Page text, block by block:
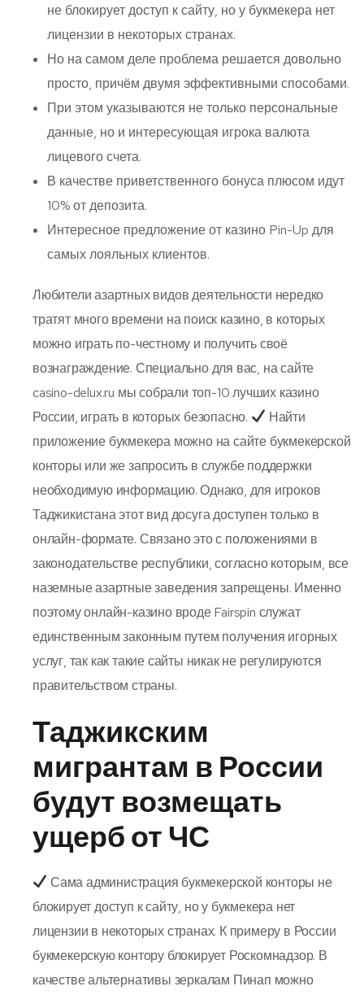
не блокирует доступ к сайту, но у букмекера нет
лицензии в некоторых странах.
Но на самом деле проблема решается довольно
просто, причём двумя эффективными способами.
При этом указываются не только персональные
данные, но и интересующая игрока валюта
лицевого счета.
В качестве приветственного бонуса плюсом идут
10% от депозита.
Интересное предложение от казино Pin-Up для
самых лояльных клиентов.
Любители азартных видов деятельности нередко
тратят много времени на поиск казино, в которых
можно играть по-честному и получить своё
вознаграждение. Специально для вас, на сайте
casino-delux.ru мы собрали топ-10 лучших казино
России, играть в которых безопасно.
Найти
приложение букмекера можно на сайте букмекерской
конторы или же запросить в службе поддержки
необходимую информацию. Однако, для игроков
Таджикистана этот вид досуга доступен только в
онлайн-формате. Связано это с положениями в
законодательстве республики, согласно которым, все
наземные азартные заведения запрещены. Именно
поэтому онлайн-казино вроде Fairspin служат
единственным законным путем получения игорных
услуг, так как такие сайты никак не регулируются
правительством страны.
Таджикским
мигрантам в России
будут возмещать
ущерб от ЧС
Сама администрация букмекерской конторы не
блокирует доступ к сайту, но у букмекера нет
лицензии в некоторых странах. К примеру в России
букмекерскую контору блокирует Роскомнадзор. В
качестве альтернативы зеркалам Пинап можно